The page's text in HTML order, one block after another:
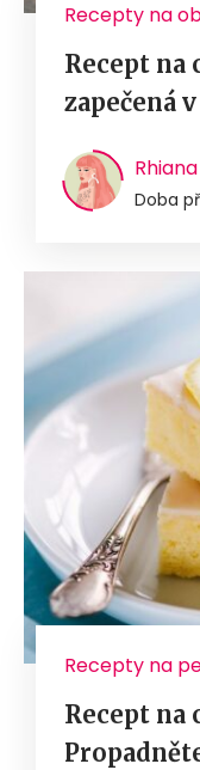
Recepty na
Recept na
zapečená
Doba
Recepty na
Recept na